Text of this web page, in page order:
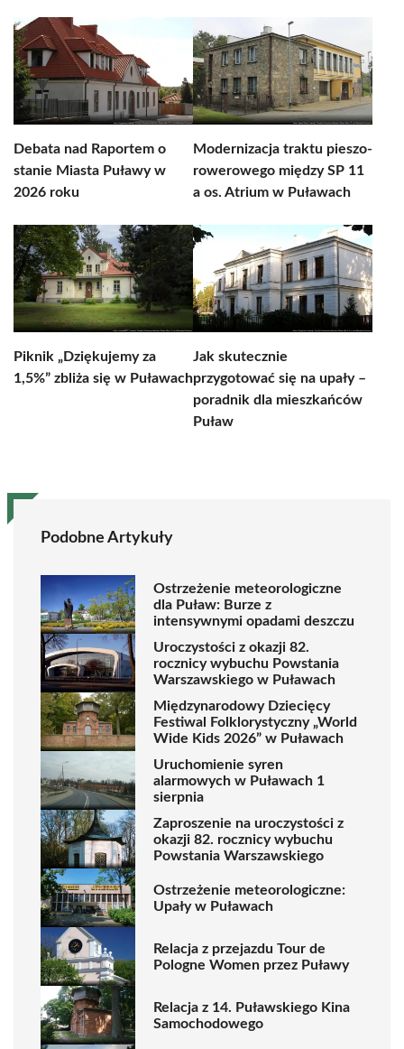
Debata nad Raportem o
stanie Miasta Puławy w
2026 roku
Modernizacja traktu pieszo-
rowerowego między SP 11
a os. Atrium w Puławach
Piknik „Dziękujemy za
1,5%” zbliża się w Puławach
Jak skutecznie
przygotować się na upały –
poradnik dla mieszkańców
Puław
Podobne Artykuły
Ostrzeżenie meteorologiczne
dla Puław: Burze z
intensywnymi opadami deszczu
Uroczystości z okazji 82.
rocznicy wybuchu Powstania
Warszawskiego w Puławach
Międzynarodowy Dziecięcy
Festiwal Folklorystyczny „World
Wide Kids 2026” w Puławach
Uruchomienie syren
alarmowych w Puławach 1
sierpnia
Zaproszenie na uroczystości z
okazji 82. rocznicy wybuchu
Powstania Warszawskiego
Ostrzeżenie meteorologiczne:
Upały w Puławach
Relacja z przejazdu Tour de
Pologne Women przez Puławy
Relacja z 14. Puławskiego Kina
Samochodowego